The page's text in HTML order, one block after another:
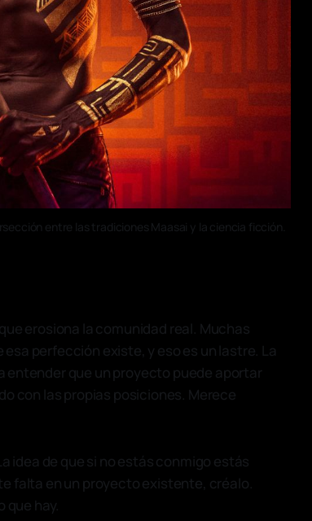
entre las tradiciones Maasai y la ciencia ficción.
erosiona la comunidad real. Muchas
perfección existe, y eso es un lastre. La
que un proyecto puede aportar
con las propias posiciones. Merece
idea de que si no estás conmigo estás
falta en un proyecto existente, créalo.
que hay.